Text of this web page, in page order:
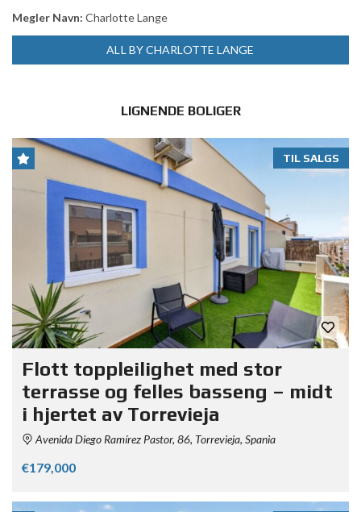
Megler Navn: Charlotte Lange
ALL BY CHARLOTTE LANGE
LIGNENDE BOLIGER
TIL SALGS
Flott toppleilighet med stor
terrasse og felles basseng – midt
i hjertet av Torrevieja
Avenida Diego Ramírez Pastor, 86, Torrevieja, Spania
€179,000